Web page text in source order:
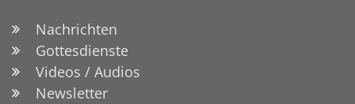
Nachrichten
Gottesdienste
Videos / Audios
Newsletter